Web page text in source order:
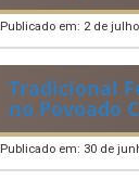
Publicado em: 2 de
Tradicional
no Povoado
Publicado em: 30 de